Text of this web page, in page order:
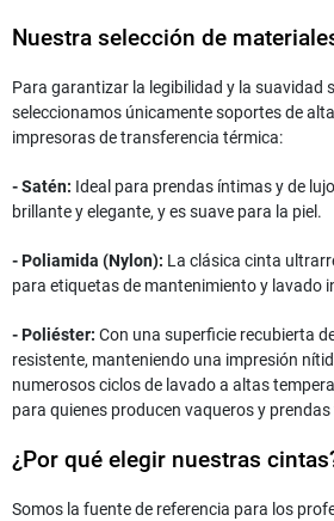
Nuestra selección de
Para garantizar la legibilidad y la suavidad
seleccionamos únicamente soportes de
impresoras de transferencia térmica:
- Satén: Ideal para prendas íntimas y de
brillante y elegante, y es suave para la piel.
- Poliamida (Nylon): La clásica cinta
para etiquetas de mantenimiento y lavado
- Poliéster: Con una superficie recubierta
resistente, manteniendo una impresión
numerosos ciclos de lavado a altas
para quienes producen vaqueros y
¿Por qué elegir nuestras
Somos la fuente de referencia para los